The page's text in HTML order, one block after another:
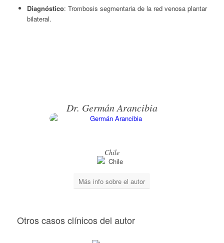
Diagnóstico: Trombosis segmentaria de la red venosa plantar
bilateral.
Dr. Germán Arancibia
Chile
Más info sobre el autor
Otros casos clínicos del autor